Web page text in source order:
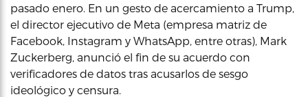
pasado enero. En un gesto de acercamiento a Trump,
el director ejecutivo de Meta (empresa matriz de
Facebook, Instagram y WhatsApp, entre otras), Mark
Zuckerberg, anunció el fin de su acuerdo con
verificadores de datos tras acusarlos de sesgo
ideológico y censura.